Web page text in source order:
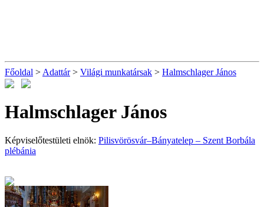
Főoldal > Adattár> Világi munkatársak > Halmschlager János
Halmschlager János
Képviselőtestületi elnök: Pilisvörösvár–Bányatelep – Szent Borbála
plébánia